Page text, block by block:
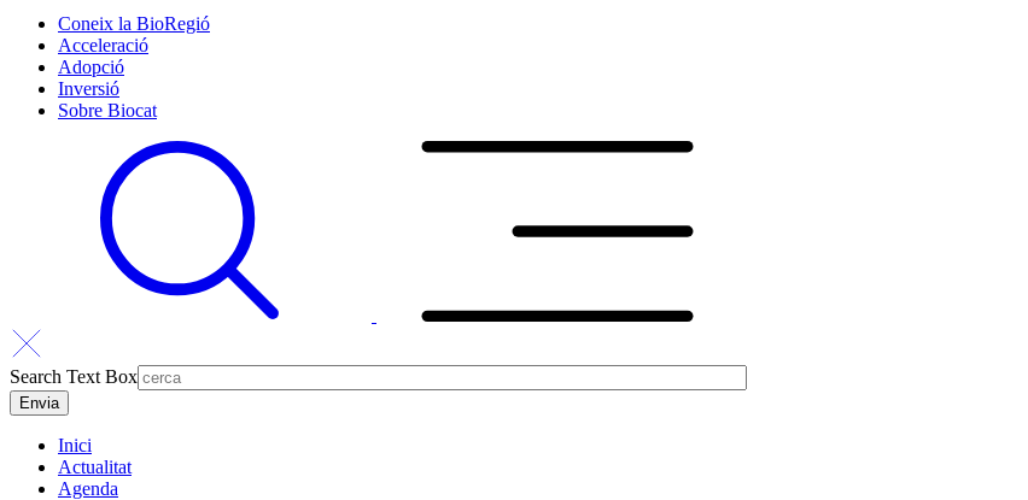
Coneix la BioRegió
Acceleració
Adopció
Inversió
Sobre Biocat
Search Text Box
Inici
Actualitat
Agenda